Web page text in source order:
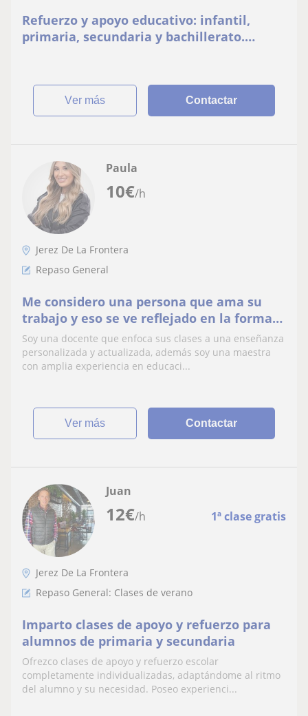
Refuerzo y apoyo educativo: infantil,
primaria, secundaria y bachillerato.
ver más Contactar
10€/h
Paula
Jerez De La Frontera
Repaso General
Me considero una persona que ama su
trabajo y eso se ve reflejado en la forma
de impartir las clases, soy una docente
muy actualizada y enfocada en las
necesidades de cada alumno o alumna.
Soy una docente que enfoca sus clases a una enseñanza
personalizada y actualizada, además soy una maestra
con amplia experiencia en educaci...
ver más Contactar
12€/h 1ª clase gratis
Juan
Jerez De La Frontera
Repaso General: Clases de verano
Imparto clases de apoyo y refuerzo para
alumnos de primaria y secundaria
Ofrezco clases de apoyo y refuerzo escolar
completamente individualizadas, adaptándome al ritmo
del alumno y su necesidad. Poseo experienci...